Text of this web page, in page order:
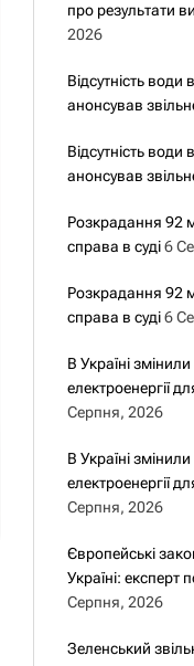
про результати
2026
Відсутність
анонсував
Відсутність
анонсував
Розкрадання 92
справа в суді 6
Розкрадання 92
справа в суді 6
В Україні
електроенергії
Серпня, 2026
В Україні
електроенергії
Серпня, 2026
Європейські
Україні: експерт
Серпня, 2026
Зеленський